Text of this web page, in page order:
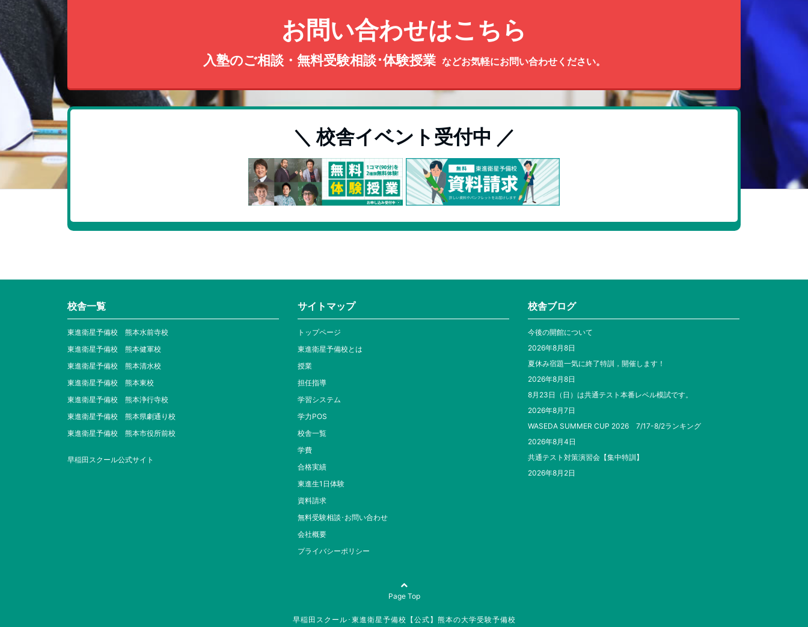
お問い合わせはこちら
入塾のご相談・無料受験相談･体験授業 などお気軽にお問い合わせください。
＼ 校舎イベント受付中 ／
校舎一覧
東進衛星予備校 熊本水前寺校
東進衛星予備校 熊本健軍校
東進衛星予備校 熊本清水校
東進衛星予備校 熊本東校
東進衛星予備校 熊本浄行寺校
東進衛星予備校 熊本県劇通り校
東進衛星予備校 熊本市役所前校
早稲田スクール公式サイト
サイトマップ
トップページ
東進衛星予備校とは
授業
担任指導
学習システム
学力POS
校舎一覧
学費
合格実績
東進生1日体験
資料請求
無料受験相談･お問い合わせ
会社概要
プライバシーポリシー
校舎ブログ
今後の開館について
2026年8月8日
夏休み宿題一気に終了特訓，開催します！
2026年8月8日
8月23日（日）は共通テスト本番レベル模試です。
2026年8月7日
WASEDA SUMMER CUP 2026 7/17-8/2ランキング
2026年8月4日
共通テスト対策演習会【集中特訓】
2026年8月2日
Page Top
早稲田スクール･東進衛星予備校【公式】熊本の大学受験予備校